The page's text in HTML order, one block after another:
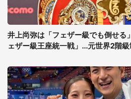
井上尚弥は「フェザー級でも倒せる
ェザー級王座統一戦」...元世界2階